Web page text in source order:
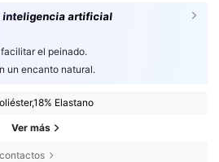
inteligencia artificial
el peinado.
un encanto natural.
Elastano
Ver más